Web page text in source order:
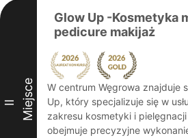
II Miejsce
Glow Up -Kosmetyka
pedicure makijaż
W centrum Węgrowa znajduje
Up, który specjalizuje się w
zakresu kosmetyki i
obejmuje precyzyjne